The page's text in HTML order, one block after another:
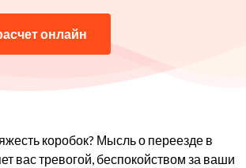
онлайн
коробок? Мысль о переезде в
вас тревогой, беспокойством за ваши